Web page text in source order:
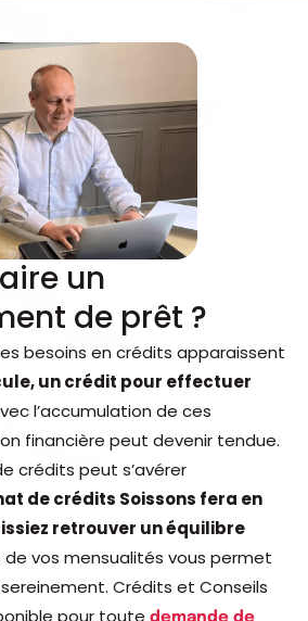
un
de prêt ?
besoins en crédits apparaissent
un crédit pour effectuer
l’accumulation de ces
financière peut devenir tendue.
crédits peut s’avérer
de crédits Soissons fera en
retrouver un équilibre
de vos mensualités vous permet
sereinement. Crédits et Conseils
pour toute